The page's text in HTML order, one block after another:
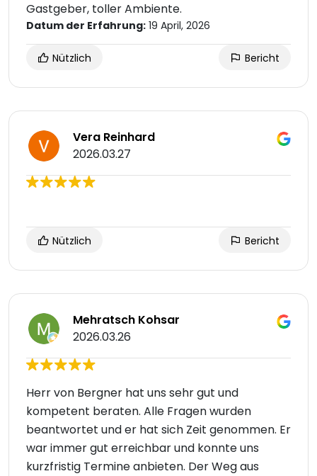
Gastgeber, toller Ambiente.
Datum der Erfahrung: 19 April, 2026
Nützlich Bericht
Vera Reinhard
2026.03.27
Nützlich Bericht
Mehratsch Kohsar
2026.03.26
Herr von Bergner hat uns sehr gut und
kompetent beraten. Alle Fragen wurden
beantwortet und er hat sich Zeit genommen. Er
war immer gut erreichbar und konnte uns
kurzfristig Termine anbieten. Der Weg aus